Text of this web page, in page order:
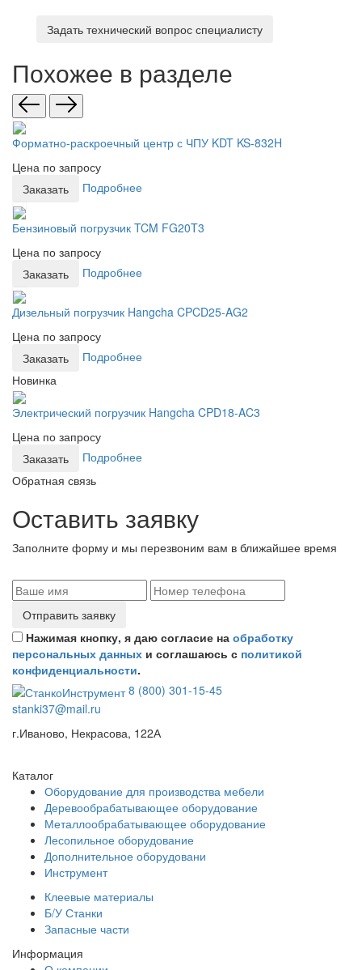
Задать технический вопрос специалисту
Похожее в разделе
Форматно-раскроечный центр с ЧПУ KDT KS-832H
Цена по запросу
Заказать
Подробнее
Бензиновый погрузчик TCM FG20T3
Цена по запросу
Заказать
Подробнее
Дизельный погрузчик Hangcha CPCD25-AG2
Цена по запросу
Заказать
Подробнее
Новинка
Электрический погрузчик Hangcha CPD18-AC3
Цена по запросу
Заказать
Подробнее
Обратная связь
Оставить заявку
Заполните форму и мы перезвоним вам в ближайшее время
Отправить заявку
Нажимая кнопку, я даю согласие на обработку
персональных данных и соглашаюсь с политикой
конфиденциальности.
8 (800) 301-15-45
stanki37@mail.ru
г.Иваново, Некрасова, 122А
Каталог
Оборудование для производства мебели
Деревообрабатывающее оборудование
Металлообрабатывающее оборудование
Лесопильное оборудование
Дополнительное оборудовани
Инструмент
Клеевые материалы
Б/У Станки
Запасные части
Информация